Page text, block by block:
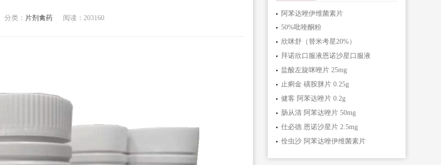
分类： 片剂禽药 阅读：203160
阿苯达唑伊维菌素片
50%吡喹酮粉
欣咪舒（替米考星20%）
拜诺欣口服液恩诺沙星口服液
盐酸左旋咪唑片 25mg
止痢金 磺胺脒片 0.25g
健客 阿苯达唑片 0.2g
肠从清 阿苯达唑片 50mg
仕必德 恩诺沙星片 2.5mg
佺虫沙 阿苯达唑伊维菌素片